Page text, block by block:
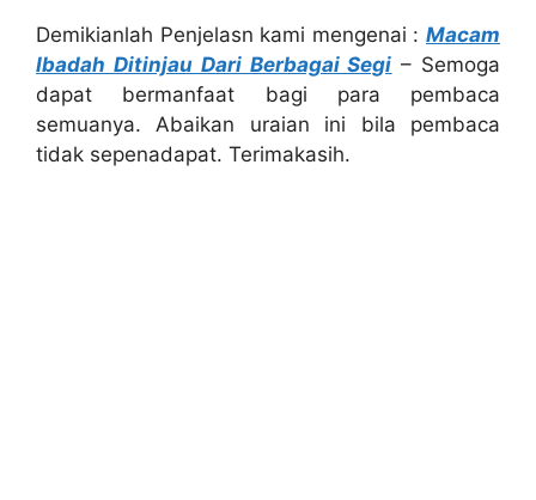
Demikianlah Penjelasn kami mengenai : Macam
Ibadah Ditinjau Dari Berbagai Segi – Semoga
dapat bermanfaat bagi para pembaca
semuanya. Abaikan uraian ini bila pembaca
tidak sepenadapat. Terimakasih.